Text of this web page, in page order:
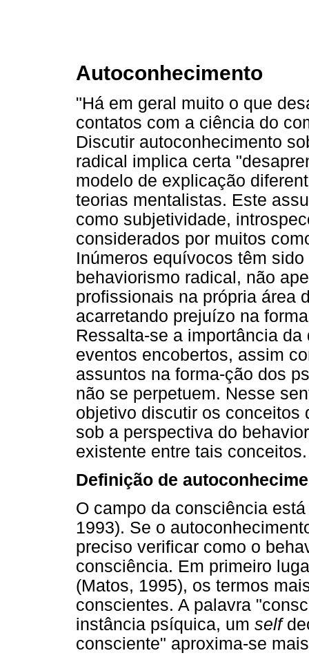
Autoconhecimento
"Há em geral muito o que
contatos com a ciência do
Discutir autoconhecimento
radical implica certa
modelo de explicação
teorias mentalistas. Este
como subjetividade,
considerados por muitos
Inúmeros equívocos têm
behaviorismo radical, não
profissionais na própria área
acarretando prejuízo na
Ressalta-se a importância
eventos encobertos, assim
assuntos na forma-ção dos
não se perpetuem. Nesse
objetivo discutir os conceitos
sob a perspectiva do
existente entre tais conceitos.
Definição de
O campo da consciência
1993). Se o
preciso verificar como o
consciência. Em primeiro
(Matos, 1995), os termos
conscientes. A palavra
instância psíquica, um self
consciente" aproxima-se